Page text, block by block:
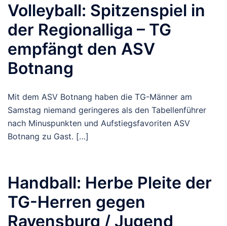
Volleyball: Spitzenspiel in
der Regionalliga – TG
empfängt den ASV
Botnang
Mit dem ASV Botnang haben die TG-Männer am
Samstag niemand geringeres als den Tabellenführer
nach Minuspunkten und Aufstiegsfavoriten ASV
Botnang zu Gast. […]
Handball: Herbe Pleite der
TG-Herren gegen
Ravensburg / Jugend